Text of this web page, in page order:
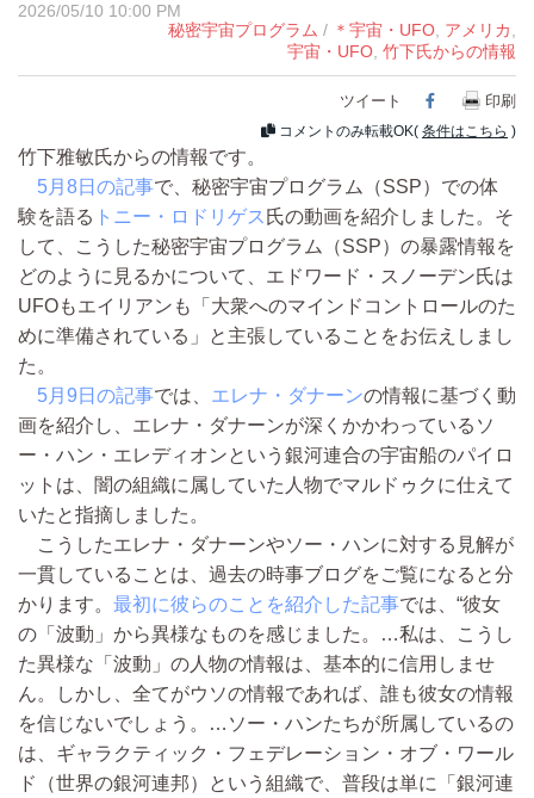
2026/05/10 10:00 PM
秘密宇宙プログラム / ＊宇宙・UFO, アメリカ,
宇宙・UFO, 竹下氏からの情報
ツイート Facebook
印刷
コメントのみ転載OK( 条件はこちら )
竹下雅敏氏からの情報です。
5月8日の記事で、秘密宇宙プログラム（SSP）での体
験を語る トニー・ロドリゲス 氏の動画を紹介しました。そ
して、こうした秘密宇宙プログラム（SSP）の暴露情報を
どのように見るかについて、エドワード・スノーデン氏は
UFOもエイリアンも「大衆へのマインドコントロールのた
めに準備されている」と主張していることをお伝えしまし
た。
5月9日の記事では、 エレナ・ダナーンの情報に基づく動
画を紹介し、エレナ・ダナーンが深くかかわっているソ
ー・ハン・エレディオンという銀河連合の宇宙船のパイロ
ットは、闇の組織に属していた人物でマルドゥクに仕えて
いたと指摘しました。
こうしたエレナ・ダナーンやソー・ハンに対する見解が
一貫していることは、過去の時事ブログをご覧になると分
かります。 最初に彼らのことを紹介した記事では、“彼女
の「波動」から異様なものを感じました。…私は、こうし
た異様な「波動」の人物の情報は、基本的に信用しませ
ん。しかし、全てがウソの情報であれば、誰も彼女の情報
を信じないでしょう。…ソー・ハンたちが所属しているの
は、ギャラクティック・フェデレーション・オブ・ワール
ド（世界の銀河連邦）という組織で、普段は単に「銀河連